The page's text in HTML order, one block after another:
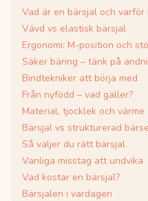
Vad är en bärsjal och varför
Vävd vs elastisk bärsjal
Ergonomi: M-position och
Säker bäring – tänk på
Bindtekniker att börja med
Från nyfödd – vad gäller?
Material, tjocklek och värme
Bärsjal vs strukturerad
Så väljer du rätt bärsjal
Vanliga misstag att undvika
Vad kostar en bärsjal?
Bärsjalen i vardagen